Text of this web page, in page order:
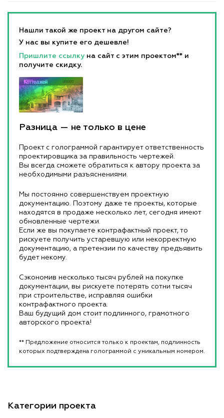
Нашли такой же проект на другом сайте?
У нас вы купите его дешевле!
Пришлите ссылку на сайт с этим проектом** и
получите скидку.
Разница — не только в цене
Проект с голограммой гарантирует ответственность
проектировщика за правильность чертежей.
Вы всегда сможете обратиться к автору проекта за
необходимыми разъяснениями.
Мы постоянно совершенствуем проектную
документацию. Поэтому даже те проекты, которые
находятся в продаже несколько лет, сегодня имеют
обновленные чертежи.
Если же вы покупаете контрафактный проект, то
рискуете получить устаревшую или некорректную
документацию, а претензии по качеству предъявить
будет некому.
Сэкономив несколько тысяч рублей на покупке
документации, вы рискуете потерять сотни тысяч
при строительстве, исправляя ошибки
контрафактного проекта.
Ваш будущий дом стоит подлинного, грамотного
авторского проекта!
** Предложение относится только к проектам, подлинность
которых подтверждена голограммой с уникальным номером.
Категории проекта